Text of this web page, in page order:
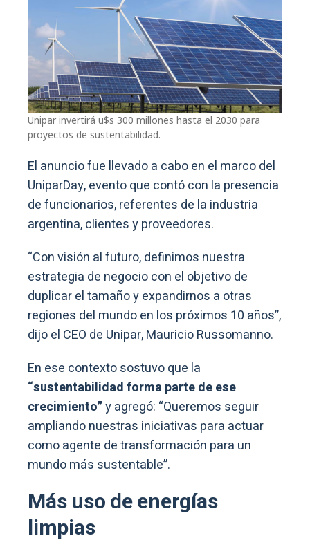
Unipar invertirá u$s 300 millones hasta el 2030 para
proyectos de sustentabilidad.
El anuncio fue llevado a cabo en el marco del
UniparDay, evento que contó con la presencia
de funcionarios, referentes de la industria
argentina, clientes y proveedores.
“Con visión al futuro, definimos nuestra
estrategia de negocio con el objetivo de
duplicar el tamaño y expandirnos a otras
regiones del mundo en los próximos 10 años”,
dijo el CEO de Unipar, Mauricio Russomanno.
En ese contexto sostuvo que la
“sustentabilidad forma parte de ese
crecimiento”y agregó: “Queremos seguir
ampliando nuestras iniciativas para actuar
como agente de transformación para un
mundo más sustentable”.
Más uso de energías
limpias